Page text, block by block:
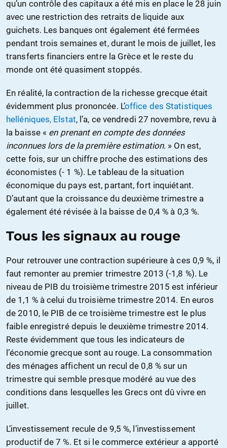
qu’un contrôle des capitaux a été mis en place le 28 juin
avec une restriction des retraits de liquide aux
guichets. Les banques ont également été fermées
pendant trois semaines et, durant le mois de juillet, les
transferts financiers entre la Grèce et le reste du
monde ont été quasiment stoppés.
En réalité, la contraction de la richesse grecque était
évidemment plus prononcée. L’office des Statistiques
helléniques, Elstat, l’a, ce vendredi 27 novembre, revu à
la baisse « en prenant en compte des données
inconnues lors de la première estimation. » On est,
cette fois, sur un chiffre proche des estimations des
économistes (- 1 %). Le tableau de la situation
économique du pays est, partant, fort inquiétant.
D’autant que la croissance du deuxième trimestre a
également été révisée à la baisse de 0,4 % à 0,3 %.
Tous les signaux au rouge
Pour retrouver une contraction supérieure à ces 0,9 %, il
faut remonter au premier trimestre 2013 (-1,8 %). Le
niveau de PIB du troisième trimestre 2015 est inférieur
de 1,1 % à celui du troisième trimestre 2014. En euros
de 2010, le PIB de ce troisième trimestre est le plus
faible enregistré depuis le deuxième trimestre 2014.
Reste évidemment que tous les indicateurs de
l’économie grecque sont au rouge. La consommation
des ménages affichent un recul de 0,8 % sur un
trimestre qui semble presque modéré au vue des
conditions dans lesquelles les Grecs ont dû vivre en
juillet.
L’investissement recule de 9,5 %, l’investissement
productif de 7 %. Et si le commerce extérieur a apporté